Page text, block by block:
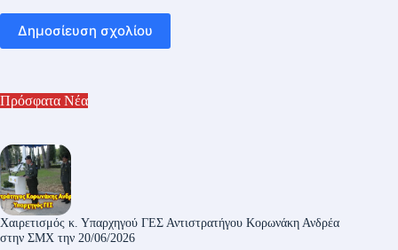
Δημοσίευση σχολίου
Πρόσφατα Νέα
Χαιρετισμός κ. Υπαρχηγού ΓΕΣ Αντιστρατήγου Κορωνάκη Ανδρέα
στην ΣΜΧ την 20/06/2026